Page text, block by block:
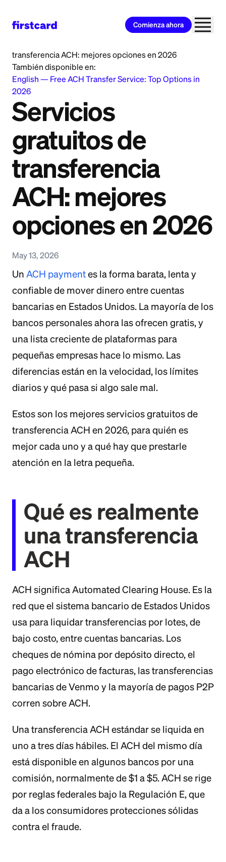
Comienza ahora
transferencia ACH: mejores opciones en 2026
También disponible en:
English — Free ACH Transfer Service: Top Options in
2026
Servicios
gratuitos de
transferencia
ACH: mejores
opciones en 2026
May 13, 2026
Un ACH paymentes la forma barata, lenta y
confiable de mover dinero entre cuentas
bancarias en Estados Unidos. La mayoría de los
bancos personales ahora las ofrecen gratis, y
una lista creciente de plataformas para
pequeñas empresas hace lo mismo. Las
diferencias están en la velocidad, los límites
diarios y qué pasa si algo sale mal.
Estos son los mejores servicios gratuitos de
transferencia ACH en 2026, para quién es
mejor cada uno y a qué hay que prestarle
atención en la letra pequeña.
Qué es realmente
una transferencia
ACH
ACH significa Automated Clearing House. Es la
red que el sistema bancario de Estados Unidos
usa para liquidar transferencias por lotes, de
bajo costo, entre cuentas bancarias. Los
cheques de nómina por depósito directo, el
pago electrónico de facturas, las transferencias
bancarias de Venmo y la mayoría de pagos P2P
corren sobre ACH.
Una transferencia ACH estándar se liquida en
uno a tres días hábiles. El ACH del mismo día
está disponible en algunos bancos por una
comisión, normalmente de $1 a $5. ACH se rige
por reglas federales bajo la Regulación E, que
da a los consumidores protecciones sólidas
contra el fraude.